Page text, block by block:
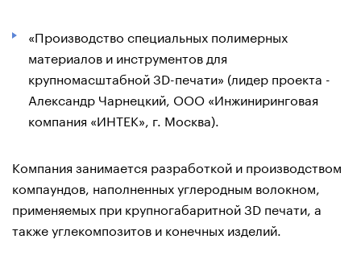
«Производство специальных полимерных
материалов и инструментов для
крупномасштабной 3D-печати» (лидер проекта -
Александр Чарнецкий, ООО «Инжиниринговая
компания «ИНТЕК», г. Москва).
Компания занимается разработкой и производством
компаундов, наполненных углеродным волокном,
применяемых при крупногабаритной 3D печати, а
также углекомпозитов и конечных изделий.